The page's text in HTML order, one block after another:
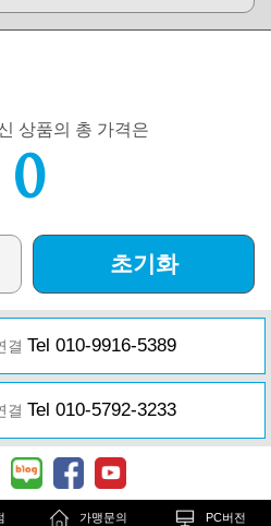
상품의 총 가격은
0
초기화
결 Tel 010-9916-5389
결 Tel 010-5792-3233
가맹문의 PC버전